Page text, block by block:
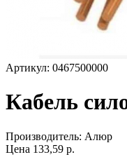
Артикул: 0467500000
Кабель
Производитель: Алюр
Цена 133,59 р.